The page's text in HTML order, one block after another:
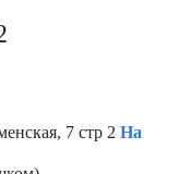
7 стр 2 На